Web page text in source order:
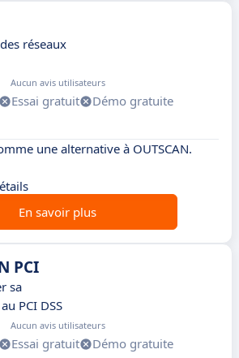
réseaux
Aucun avis utilisateurs
Essai gratuit
Démo gratuite
une alternative à OUTSCAN.
En savoir plus
PCI
sa
PCI DSS
Aucun avis utilisateurs
Essai gratuit
Démo gratuite